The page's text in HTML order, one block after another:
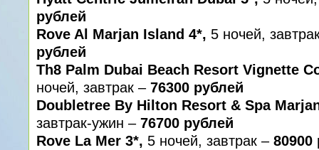
рублей
Rove Al Marjan Island 4*, 5 ночей,
рублей
Th8 Palm Dubai Beach Resort Vignette
ночей, завтрак – 76300 рублей
Doubletree By Hilton Resort & Spa
завтрак-ужин –76700 рублей
Rove La Mer 3*, 5 ночей, завтрак –80900